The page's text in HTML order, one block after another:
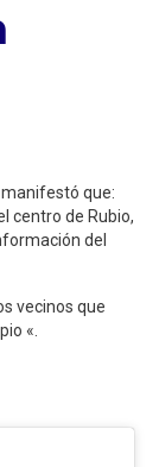
que:
centro de Rubio,
del
vecinos que
«.